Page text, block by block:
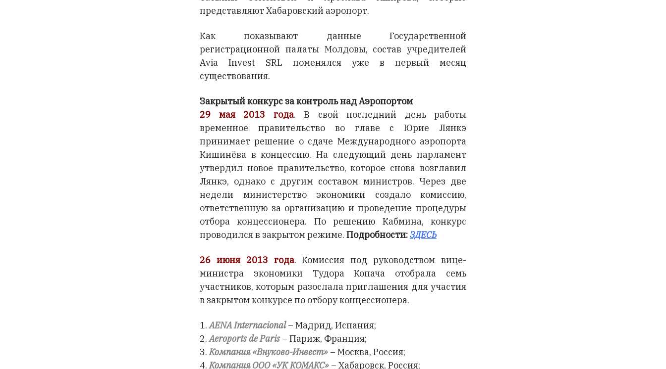
представляют Хабаровский аэропорт.
Как показывают данные Государственной
регистрационной палаты Молдовы, состав учредителей
Avia Invest SRL поменялся уже в первый месяц
существования.
Закрытый конкурс за контроль над Аэропортом
29 мая 2013 года. В свой последний день работы
временное правительство во главе с Юрие Лянкэ
принимает решение о сдаче Международного аэропорта
Кишинёва в концессию. На следующий день парламент
утвердил новое правительство, которое снова возглавил
Лянкэ, однако с другим составом министров. Через две
недели министерство экономики создало комиссию,
ответственную за организацию и проведение процедуры
отбора концессионера. По решению Кабмина, конкурс
проводился в закрытом режиме. Подробности:ЗДЕСЬ
26 июня 2013 года. Комиссия под руководством вице-
министра экономики Тудора Копача отобрала семь
участников, которым разослала приглашения для участия
в закрытом конкурсе по отбору концессионера.
1.AENA Internacional– Мадрид, Испания;
2.Aeroports de Paris– Париж, Франция;
3.Компания «Внуково-Инвест» – Москва, Россия;
4.Компания ООО «УК КОМАКС» – Хабаровск, Россия;